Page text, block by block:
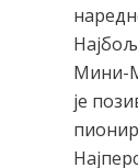
Мини-
је